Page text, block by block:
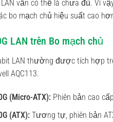
vẫn có thể là chưa đủ. Vì
bo mạch chủ hiệu suất cao
LAN trên Bo mạch chủ
LAN thường được tích hợp
AQC113.
(Micro-ATX): Phiên bản cao
(ATX): Tương tự, phiên bản